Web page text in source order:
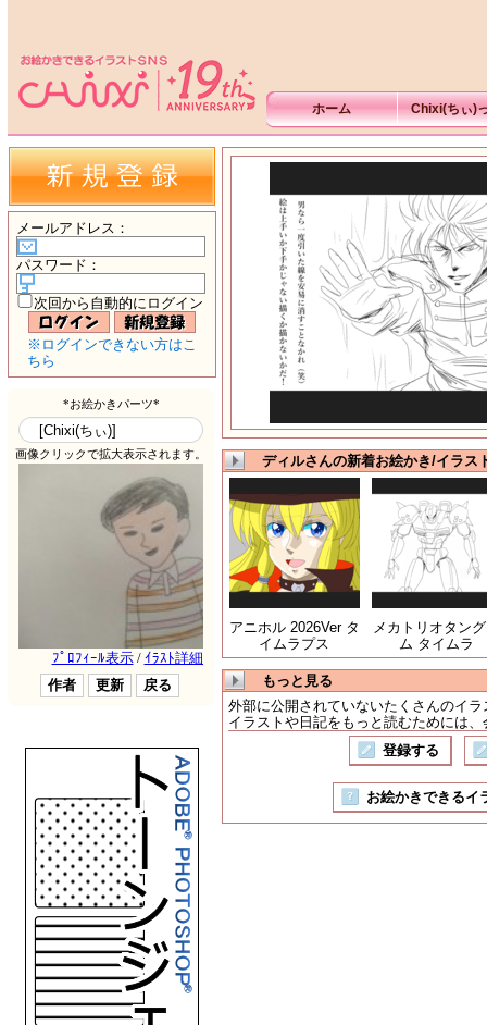
ホーム Chixi(ちぃ)
メールアドレス ：
パスワード ：
次回から自動的にログイン
※ログインできない方はこ
ちら
ディルさんの新着お絵かき/イラス
アニホル 2026Ver タ
イムラプス
メカトリオタン
ム タイムラ
もっと見る
外部に公開されていないたくさんのイ
イラストや日記をもっと読むためには
登録する
お絵かきできるイ